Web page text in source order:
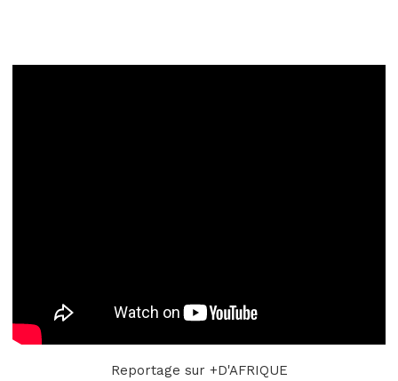
Reportage sur +D'AFRIQUE